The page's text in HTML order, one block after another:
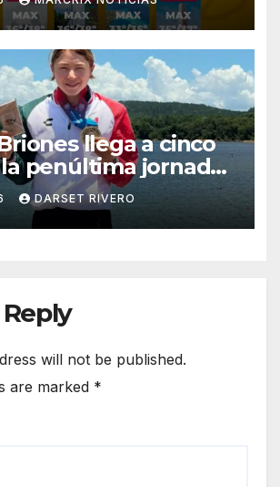
llega a cinco
penúltima jornada
Domingo 2026
DARSET RIVERO
will not be published.
are marked *